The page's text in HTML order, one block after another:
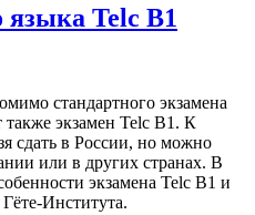
языка Telc B1
стандартного экзамена
также экзамен Telc B1. К
сдать в России, но можно
или в других странах. В
экзамена Telc B1 и
Института.